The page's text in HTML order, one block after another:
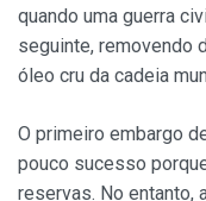
quando uma guerra
seguinte, removendo
óleo cru da cadeia
O primeiro embargo
pouco sucesso
reservas. No entanto,